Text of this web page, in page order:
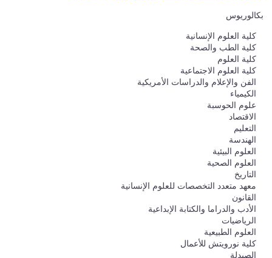
بكالوريوس
كلية العلوم الإنسانية
كلية الطب والصحة
كلية العلوم
كلية العلوم الاجتماعية
الفن والإعلام والدراسات الأمريكية
الكيمياء
علوم الحوسبة
الاقتصاد
التعليم
الهندسة
العلوم البيئية
العلوم الصحية
التاريخ
معهد متعدد التخصصات للعلوم الإنسانية
القانون
الأدب والدراما والكتابة الإبداعية
الرياضيات
العلوم الطبيعية
كلية نورويتش للأعمال
الصيدلة